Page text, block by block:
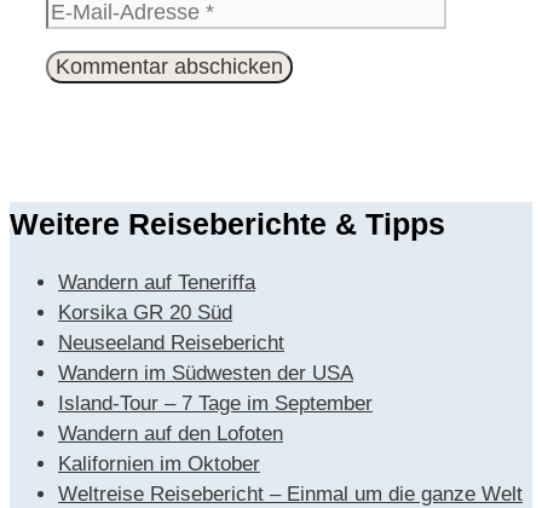
Weitere Reiseberichte & Tipps
Wandern auf Teneriffa
Korsika GR 20 Süd
Neuseeland Reisebericht
Wandern im Südwesten der USA
Island-Tour – 7 Tage im September
Wandern auf den Lofoten
Kalifornien im Oktober
Weltreise Reisebericht – Einmal um die ganze Welt